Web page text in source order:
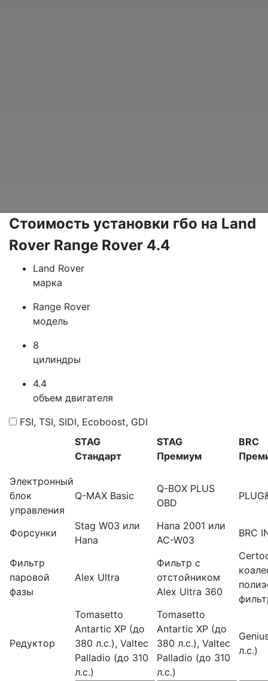
Стоимость установки гбо на Land
Rover Range Rover 4.4
Land Rover
марка
Range Rover
модель
8
цилиндры
4.4
объем двигателя
FSI, TSI, SIDI, Ecoboost, GDI
STAG
Стандарт
STAG
Премиум
BRC
Электронный
блок
управления
Q-MAX Basic
Q-BOX PLUS
OBD
Форсунки
Stag W03 или
Hana
Hana 2001 или
AC-W03
BRC
Фильтр
паровой
фазы
Alex Ultra
Фильтр с
отстойником
Alex Ultra 360
Редуктор
Tomasetto
Antartic XP (до
380 л.с.), Valtec
Palladio (до 310
л.с.)
Tomasetto
Antartic XP (до
380 л.с.), Valtec
Palladio (до 310
л.с.)
л.с.)